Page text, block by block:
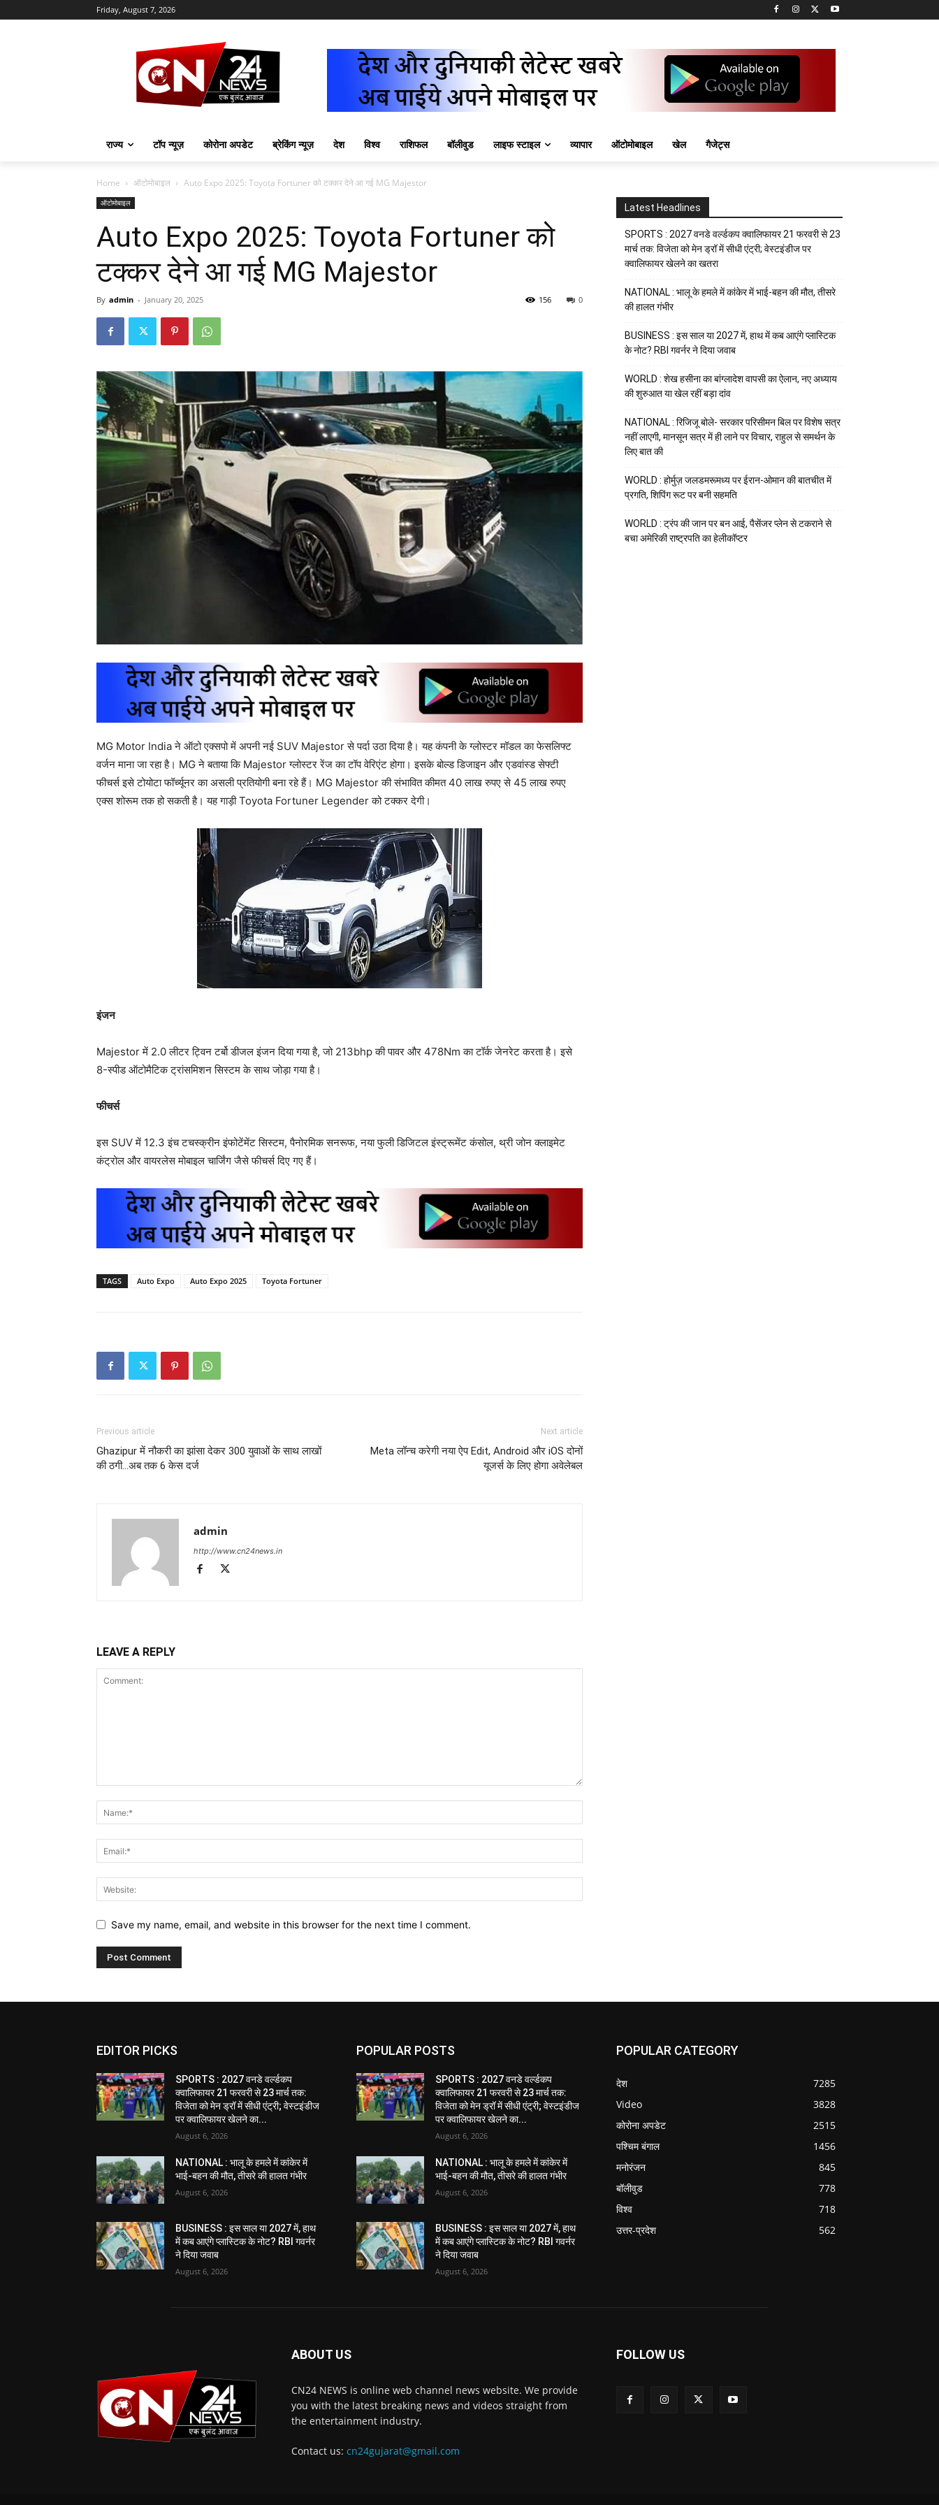
Friday, August 7, 2026
राज्य टॉप न्यूज़ कोरोना अपडेट ब्रेकिंग न्यूज़ देश विश्व राशिफल बॉलीवुड लाइफ स्टाइल व्यापार ऑटोमोबाइल खेल गैजेट्स
Home ऑटोमोबाइल Auto Expo 2025: Toyota Fortuner को टक्कर देने आ गई MG Majestor
ऑटोमोबाइल
Auto Expo 2025: Toyota Fortuner को
टक्कर देने आ गई MG Majestor
By admin - January 20, 2025 0
156
MG Motor India ने ऑटो एक्सपो में अपनी नई SUV Majestor से पर्दा उठा दिया है। यह कंपनी के ग्लोस्टर मॉडल का फेसलिफ्ट
वर्जन माना जा रहा है। MG ने बताया कि Majestor ग्लोस्टर रेंज का टॉप वेरिएंट होगा। इसके बोल्ड डिजाइन और एडवांस्ड सेफ्टी
फीचर्स इसे टोयोटा फॉर्च्यूनर का असली प्रतियोगी बना रहे हैं। MG Majestor की संभावित कीमत 40 लाख रुपए से 45 लाख रुपए
एक्स शोरूम तक हो सकती है। यह गाड़ी Toyota Fortuner Legender को टक्कर देगी।
इंजन
Majestor में 2.0 लीटर ट्विन टर्बो डीजल इंजन दिया गया है, जो 213bhp की पावर और 478Nm का टॉर्क जेनरेट करता है। इसे
8-स्पीड ऑटोमैटिक ट्रांसमिशन सिस्टम के साथ जोड़ा गया है।
फीचर्स
इस SUV में 12.3 इंच टचस्क्रीन इंफोटेंमेंट सिस्टम, पैनोरमिक सनरूफ, नया फुली डिजिटल इंस्ट्रूमेंट कंसोल, थ्री जोन क्लाइमेट
कंट्रोल और वायरलेस मोबाइल चार्जिंग जैसे फीचर्स दिए गए हैं।
TAGS Auto Expo Auto Expo 2025 Toyota Fortuner
Previous article
Ghazipur में नौकरी का झांसा देकर 300 युवाओं के साथ लाखों
की ठगी…अब तक 6 केस दर्ज
Next article
Meta लॉन्च करेगी नया ऐप Edit, Android और iOS दोनों
यूजर्स के लिए होगा अवेलेबल
admin
http://www.cn24news.in
LEAVE A REPLY
Save my name, email, and website in this browser for the next time I comment.
Latest Headlines
SPORTS : 2027 वनडे वर्ल्डकप क्वालिफायर 21 फरवरी से 23
मार्च तक: विजेता को मेन ड्रॉ में सीधी एंट्री; वेस्टइंडीज पर
क्वालिफायर खेलने का खतरा
NATIONAL : भालू के हमले में कांकेर में भाई-बहन की मौत, तीसरे
की हालत गंभीर
BUSINESS : इस साल या 2027 में, हाथ में कब आएंगे प्लास्टिक
के नोट? RBI गवर्नर ने दिया जवाब
WORLD : शेख हसीना का बांग्लादेश वापसी का ऐलान, नए अध्याय
की शुरुआत या खेल रहीं बड़ा दांव
NATIONAL : रिजिजू बोले- सरकार परिसीमन बिल पर विशेष सत्र
नहीं लाएगी, मानसून सत्र में ही लाने पर विचार, राहुल से समर्थन के
लिए बात की
WORLD : होर्मुज़ जलडमरूमध्य पर ईरान-ओमान की बातचीत में
प्रगति, शिपिंग रूट पर बनी सहमति
WORLD : ट्रंप की जान पर बन आई, पैसेंजर प्लेन से टकराने से
बचा अमेरिकी राष्ट्रपति का हेलीकॉप्टर
EDITOR PICKS
SPORTS : 2027 वनडे वर्ल्डकप
क्वालिफायर 21 फरवरी से 23 मार्च तक:
विजेता को मेन ड्रॉ में सीधी एंट्री; वेस्टइंडीज
पर क्वालिफायर खेलने का...
August 6, 2026
NATIONAL : भालू के हमले में कांकेर में
भाई-बहन की मौत, तीसरे की हालत गंभीर
August 6, 2026
BUSINESS : इस साल या 2027 में, हाथ
में कब आएंगे प्लास्टिक के नोट? RBI गवर्नर
ने दिया जवाब
August 6, 2026
POPULAR POSTS
SPORTS : 2027 वनडे वर्ल्डकप
क्वालिफायर 21 फरवरी से 23 मार्च तक:
विजेता को मेन ड्रॉ में सीधी एंट्री; वेस्टइंडीज
पर क्वालिफायर खेलने का...
August 6, 2026
NATIONAL : भालू के हमले में कांकेर में
भाई-बहन की मौत, तीसरे की हालत गंभीर
August 6, 2026
BUSINESS : इस साल या 2027 में, हाथ
में कब आएंगे प्लास्टिक के नोट? RBI गवर्नर
ने दिया जवाब
August 6, 2026
POPULAR CATEGORY
देश
7285
Video
3828
कोरोना अपडेट
2515
पश्चिम बंगाल
1456
मनोरंजन
845
बॉलीवुड
778
विश्व
718
उत्तर-प्रदेश
562
ABOUT US
CN24 NEWS is online web channel news website. We provide
you with the latest breaking news and videos straight from
the entertainment industry.
Contact us: cn24gujarat@gmail.com
FOLLOW US